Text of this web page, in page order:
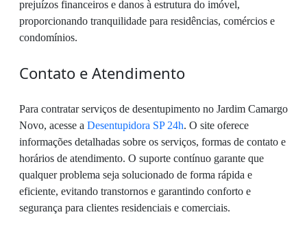
prejuízos financeiros e danos à estrutura do imóvel,
proporcionando tranquilidade para residências, comércios e
condomínios.
Contato e Atendimento
Para contratar serviços de desentupimento no Jardim Camargo
Novo, acesse a Desentupidora SP 24h. O site oferece
informações detalhadas sobre os serviços, formas de contato e
horários de atendimento. O suporte contínuo garante que
qualquer problema seja solucionado de forma rápida e
eficiente, evitando transtornos e garantindo conforto e
segurança para clientes residenciais e comerciais.